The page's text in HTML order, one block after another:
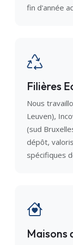
fin d'année
Filières
Nous
Leuven),
(sud
dépôt,
spécifiques
Maisons